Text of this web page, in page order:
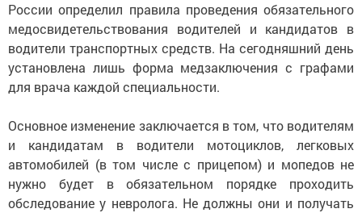
России определил правила проведения обязательного
медосвидетельствования водителей и кандидатов в
водители транспортных средств. На сегодняшний день
установлена лишь форма медзаключения с графами
для врача каждой специальности.
Основное изменение заключается в том, что водителям
и кандидатам в водители мотоциклов, легковых
автомобилей (в том числе с прицепом) и мопедов не
нужно будет в обязательном порядке проходить
обследование у невролога. Не должны они и получать